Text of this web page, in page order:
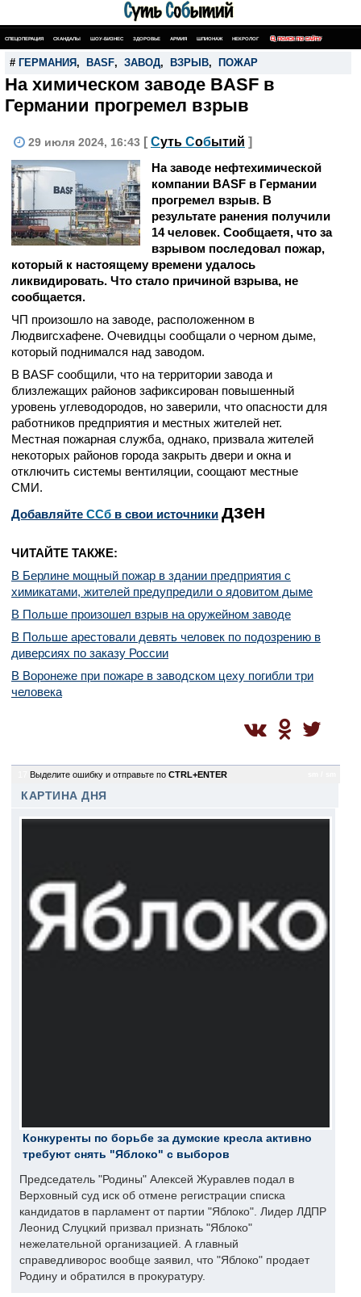
СПЕЦОПЕРАЦИЯ СКАНДАЛЫ ШОУ-БИЗНЕС ЗДОРОВЬЕ АРМИЯ ШПИОНАЖ НЕКРОЛОГ ПОИСК ПО САЙТУ
# ГЕРМАНИЯ , BASF, ЗАВОД, ВЗРЫВ, ПОЖАР
На химическом заводе BASF в
Германии прогремел взрыв
29 июля 2024, 16:43 [ Суть Событий ]
На заводе нефтехимической
компании BASF в Германии
прогремел взрыв. В
результате ранения получили
14 человек. Сообщаетя, что за
взрывом последовал пожар,
который к настоящему времени удалось
ликвидировать. Что стало причиной взрыва, не
сообщается.
ЧП произошло на заводе, расположенном в
Людвигсхафене. Очевидцы сообщали о черном дыме,
который поднимался над заводом.
В BASF сообщили, что на территории завода и
близлежащих районов зафиксирован повышенный
уровень углеводородов, но заверили, что опасности для
работников предприятия и местных жителей нет.
Местная пожарная служба, однако, призвала жителей
некоторых районов города закрыть двери и окна и
отключить системы вентиляции, соощают местные
СМИ.
Добавляйте CСб в свои источники дзен
ЧИТАЙТЕ ТАКЖЕ:
В Берлине мощный пожар в здании предприятия с
химикатами, жителей предупредили о ядовитом дыме
В Польше произошел взрыв на оружейном заводе
В Польше арестовали девять человек по подозрению в
диверсиях по заказу России
В Воронеже при пожаре в заводском цеху погибли три
человека
Выделите ошибку и отправьте по CTRL+ENTER
КАРТИНА ДНЯ
Конкуренты по борьбе за думские кресла активно
требуют снять "Яблоко" с выборов
Председатель "Родины" Алексей Журавлев подал в
Верховный суд иск об отмене регистрации списка
кандидатов в парламент от партии "Яблоко". Лидер ЛДПР
Леонид Слуцкий призвал признать "Яблоко"
нежелательной организацией. А главный
справедливорос вообще заявил, что "Яблоко" продает
Родину и обратился в прокуратуру.